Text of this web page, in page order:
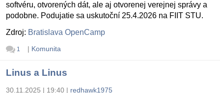
softvéru, otvorených dát, ale aj otvorenej verejnej správy a
podobne. Podujatie sa uskutoční 25.4.2026 na FIIT STU.
Zdroj: Bratislava OpenCamp
1 | Komunita
Linus a Linus
30.11.2025 | 19:40 | redhawk1975